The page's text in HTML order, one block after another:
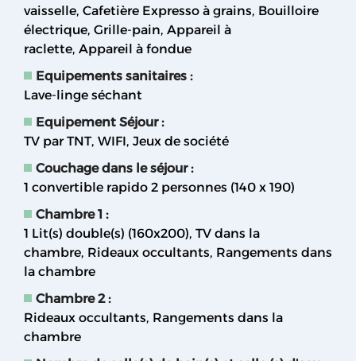
vaisselle Cafetière Expresso à grains Bouilloire
électrique Grille-pain Appareil à
raclette Appareil à fondue
Equipements sanitaires :
Lave-linge séchant
Equipement Séjour:
TV par TNT WIFI Jeux de société
Couchage dans le séjour:
1 convertible rapido 2 personnes (140 x 190)
Chambre 1 :
1 Lit(s) double(s) (160x200) TV dans la
chambre Rideaux occultants Rangements dans
la chambre
Chambre 2:
Rideaux occultants Rangements dans la
chambre